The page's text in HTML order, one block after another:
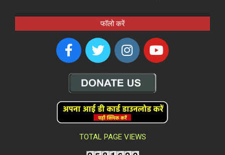
फॉलो करें
TOTAL PAGE VIEWS